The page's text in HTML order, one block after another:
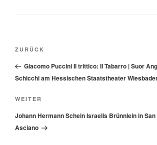
Beitragsnavigation
Vorheriger
Beitrag
ZURÜCK
Giacomo Puccini Il trittico: Il Tabarro | Suor
Schicchi am Hessischen Staatstheater
Nächster
Beitrag
WEITER
Johann Hermann Schein Israelis Brünnlein in
Asciano